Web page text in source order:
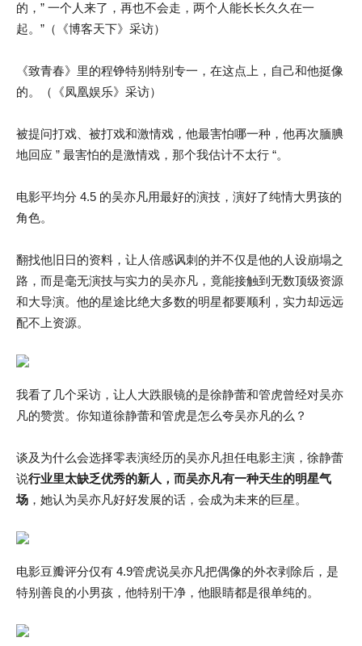
的，” 一个人来了，再也不会走，两个人能长长久久在一
起。”（《博客天下》采访）
《致青春》里的程铮特别特别专一，在这点上，自己和他挺像
的。（《凤凰娱乐》采访）
被提问打戏、被打戏和激情戏，他最害怕哪一种，他再次腼腆
地回应 ” 最害怕的是激情戏，那个我估计不太行 “。
电影平均分 4.5 的吴亦凡用最好的演技，演好了纯情大男孩的
角色。
翻找他旧日的资料，让人倍感讽刺的并不仅是他的人设崩塌之
路，而是毫无演技与实力的吴亦凡，竟能接触到无数顶级资源
和大导演。他的星途比绝大多数的明星都要顺利，实力却远远
配不上资源。
我看了几个采访，让人大跌眼镜的是徐静蕾和管虎曾经对吴亦
凡的赞赏。你知道徐静蕾和管虎是怎么夸吴亦凡的么？
谈及为什么会选择零表演经历的吴亦凡担任电影主演，徐静蕾
说行业里太缺乏优秀的新人，而吴亦凡有一种天生的明星气
场 ，她认为吴亦凡好好发展的话，会成为未来的巨星。
电影豆瓣评分仅有 4.9管虎说吴亦凡把偶像的外衣剥除后，是
特别善良的小男孩，他特别干净，他眼睛都是很单纯的。